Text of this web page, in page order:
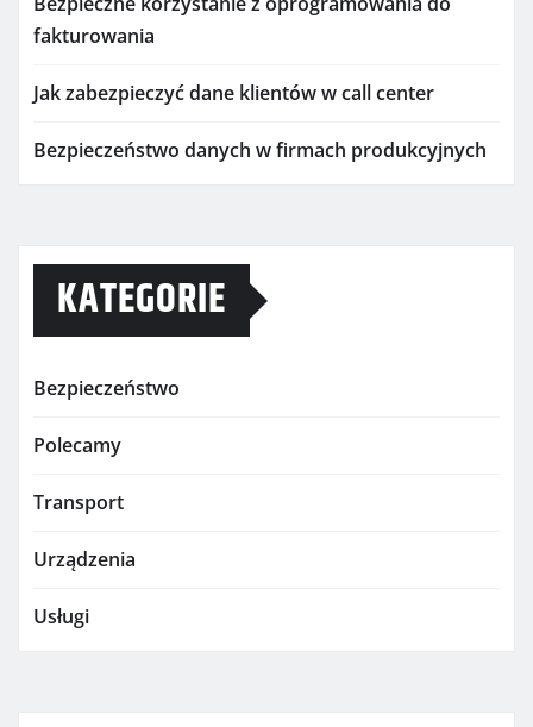
fakturowania
Jak zabezpieczyć dane klientów w call center
Bezpieczeństwo danych w firmach produkcyjnych
KATEGORIE
Bezpieczeństwo
Polecamy
Transport
Urządzenia
Usługi